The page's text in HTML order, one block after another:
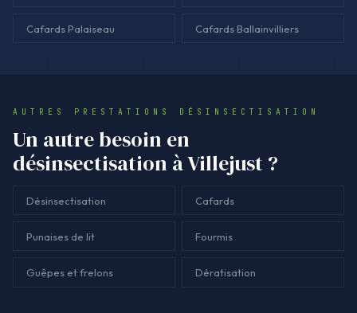
Cafards Palaiseau Cafards Ballainvilliers
AUTRES PRESTATIONS DÉSINSECTISATION
Un autre besoin en
désinsectisation à Villejust ?
Désinsectisation Cafards
Punaises de lit Fourmis
Guêpes et frelons Dératisation